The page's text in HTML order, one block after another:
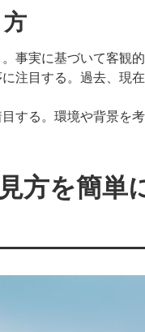
事実に基づいて客観的
注目する。過去、現
する。環境や背景を
方を簡単